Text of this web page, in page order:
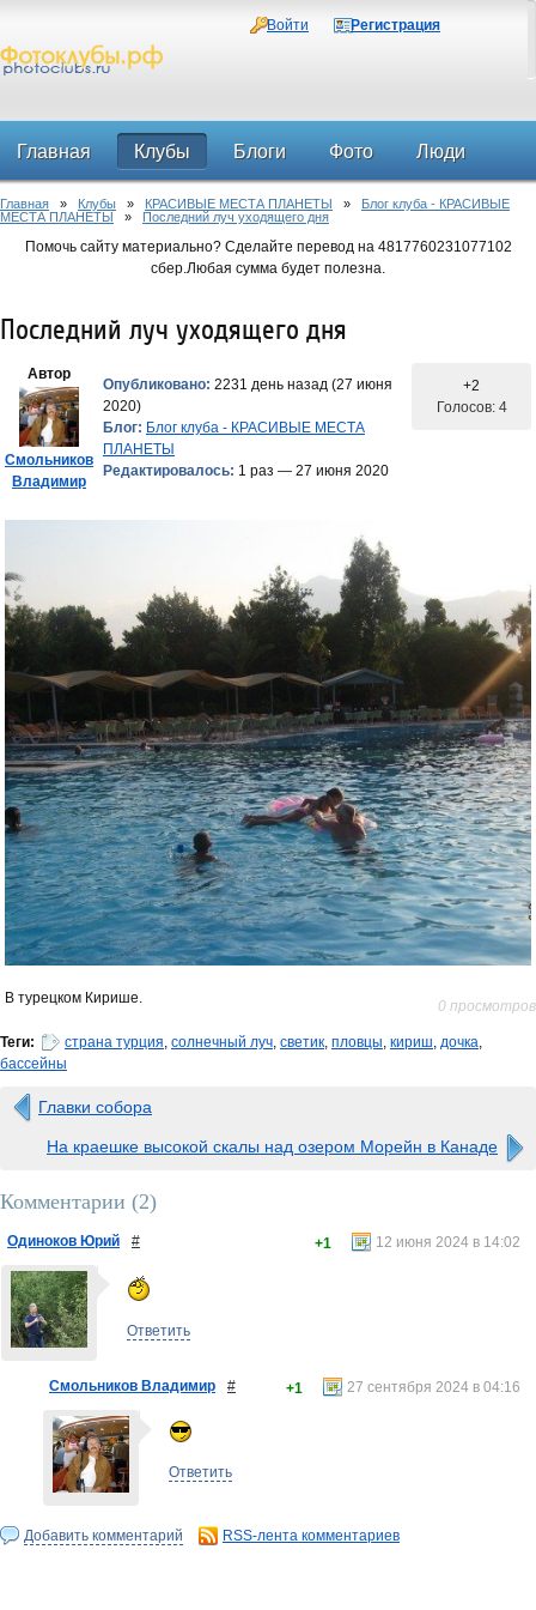
Войти Регистрация
Главная Клубы Блоги Фото Люди
Форум
Главная » Клубы » КРАСИВЫЕ МЕСТА ПЛАНЕТЫ » Блог клуба - КРАСИВЫЕ
МЕСТА ПЛАНЕТЫ » Последний луч уходящего дня
Помочь сайту материально? Сделайте перевод на 4817760231077102
сбер.Любая сумма будет полезна.
Последний луч уходящего дня
Автор
Смольников
Владимир
Опубликовано: 2231 день назад (27 июня
2020)
Блог: Блог клуба - КРАСИВЫЕ МЕСТА
ПЛАНЕТЫ
Редактировалось: 1 раз — 27 июня 2020
+2
Голосов: 4
В турецком Кирише. 0 просмотров
Теги: страна турция, солнечный луч, светик, пловцы, кириш, дочка,
бассейны
Главки собора
На краешке высокой скалы над озером Морейн в Канаде
Комментарии (2)
Одиноков Юрий # 12 июня 2024 в 14:02
+1
Ответить
Смольников Владимир # 27 сентября 2024 в 04:16
+1
Ответить
Добавить комментарий RSS-лента комментариев